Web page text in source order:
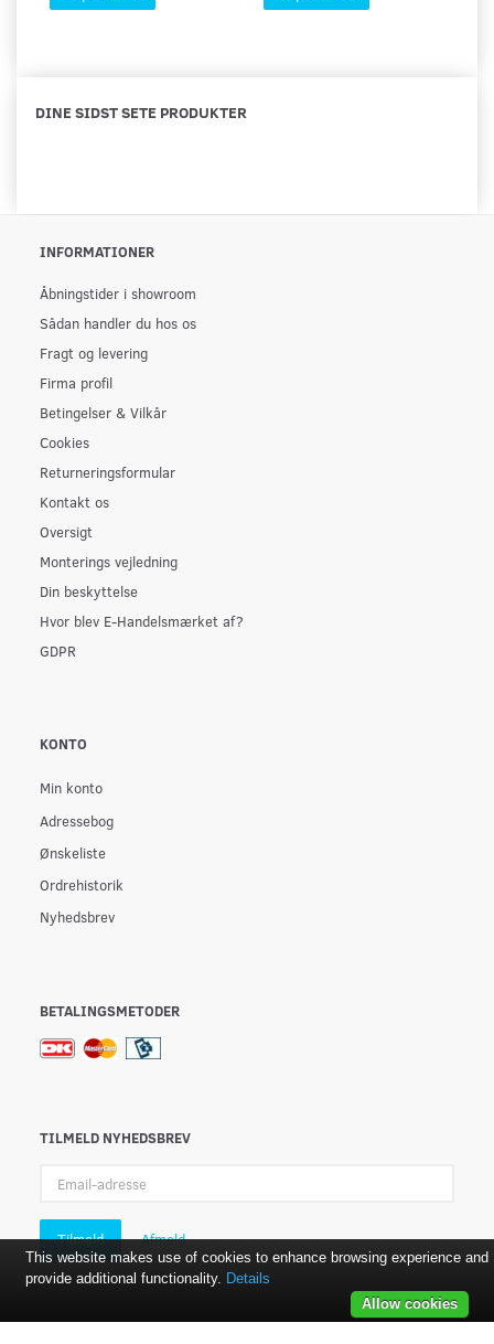
DINE SIDST SETE PRODUKTER
INFORMATIONER
Åbningstider i showroom
Sådan handler du hos os
Fragt og levering
Firma profil
Betingelser & Vilkår
Cookies
Returneringsformular
Kontakt os
Oversigt
Monterings vejledning
Din beskyttelse
Hvor blev E-Handelsmærket af?
GDPR
KONTO
Min konto
Adressebog
Ønskeliste
Ordrehistorik
Nyhedsbrev
BETALINGSMETODER
TILMELD NYHEDSBREV
adresse
Tilmeld Afmeld
This website makes use of cookies to enhance browsing experience and
provide additional functionality. Details
Allow cookies